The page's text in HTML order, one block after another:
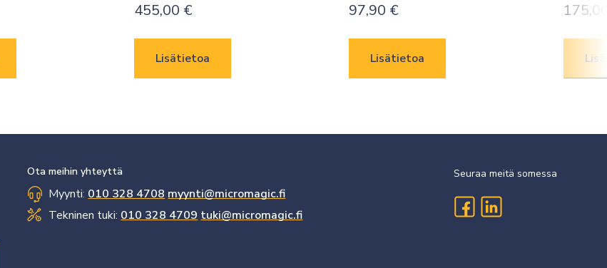
455,00 €
Lisätietoa
97,90 €
Lisätietoa
Ota meihin yhteyttä
Myynti: 010 328 4708 myynti@micromagic.fi
Tekninen tuki: 010 328 4709 tuki@micromagic.fi
Seuraa meitä somessa